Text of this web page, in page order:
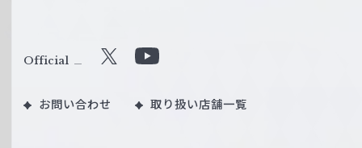
ル
W
Official X
u
お問い合わせ 取り扱い店舗一覧